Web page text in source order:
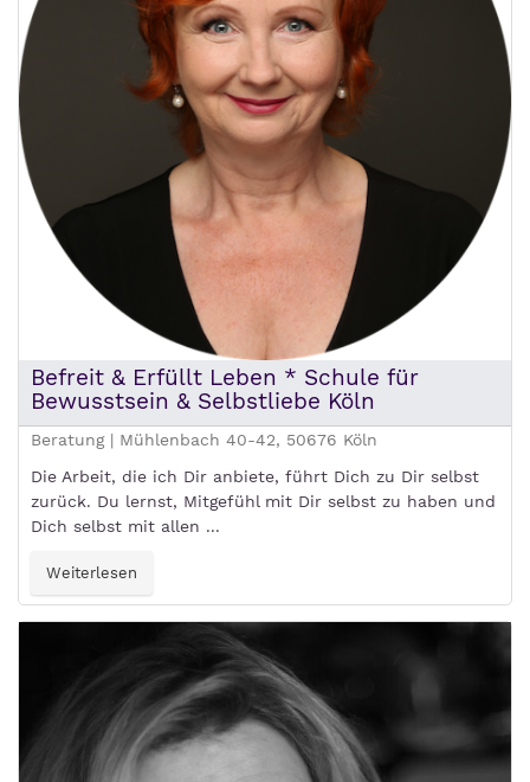
Befreit & Erfüllt Leben * Schule für
Bewusstsein & Selbstliebe Köln
Beratung | Mühlenbach 40-42, 50676 Köln
Die Arbeit, die ich Dir anbiete, führt Dich zu Dir selbst
zurück. Du lernst, Mitgefühl mit Dir selbst zu haben und
Dich selbst mit allen ...
Weiterlesen